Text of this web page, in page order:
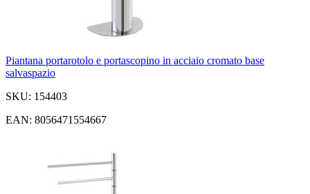
Piantana portarotolo e portascopino in acciaio cromato base
salvaspazio
SKU: 154403
EAN: 8056471554667